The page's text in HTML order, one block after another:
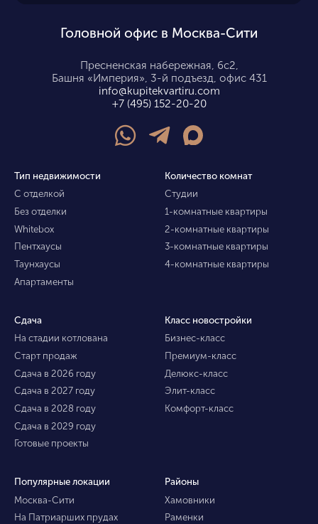
Головной офис в Москва-Сити
Пресненская набережная, 6с2,
Башня «Империя», 3-й подъезд, офис 431
info@kupitekvartiru.com
+7 (495) 152-20-20
Тип недвижимости
С отделкой
Без отделки
Whitebox
Пентхаусы
Таунхаусы
Апартаменты
Количество комнат
Студии
1-комнатные квартиры
2-комнатные квартиры
3-комнатные квартиры
4-комнатные квартиры
Сдача
На стадии котлована
Старт продаж
Сдача в 2026 году
Сдача в 2027 году
Сдача в 2028 году
Сдача в 2029 году
Готовые проекты
Класс новостройки
Бизнес-класс
Премиум-класс
Делюкс-класс
Элит-класс
Комфорт-класс
Популярные локации
Москва-Сити
На Патриарших прудах
Районы
Хамовники
Раменки